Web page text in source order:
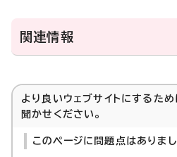
関連情報
より良いウェブサイトにするた
聞かせください。
このページに問題点はありまし